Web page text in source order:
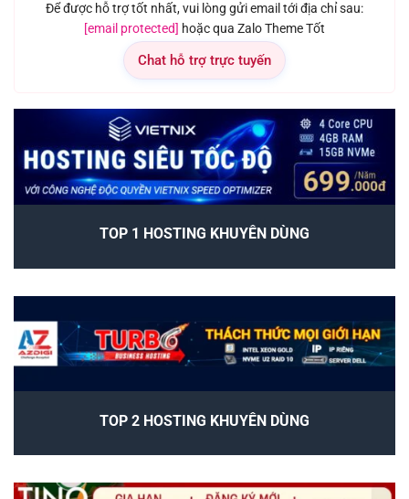
Để được hỗ trợ tốt nhất, vui lòng gửi email tới địa chỉ sau:
[email protected] hoặc qua Zalo Theme Tốt
Chat hỗ trợ trực tuyến
TOP 1 HOSTING KHUYÊN DÙNG
TOP 2 HOSTING KHUYÊN DÙNG